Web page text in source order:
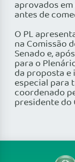
aprovados
antes de
O PL
na Comissão
Senado e,
para o
da proposta
especial para
coordenado
presidente do